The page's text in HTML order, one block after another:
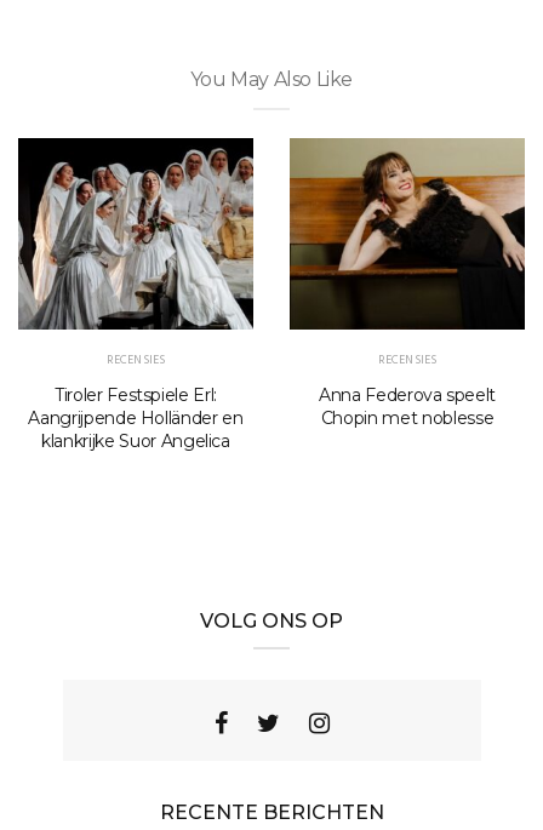
You May Also Like
RECENSIES
Tiroler Festspiele Erl:
Aangrijpende Holländer en
klankrijke Suor Angelica
RECENSIES
Anna Federova speelt
Chopin met noblesse
VOLG ONS OP
RECENTE BERICHTEN